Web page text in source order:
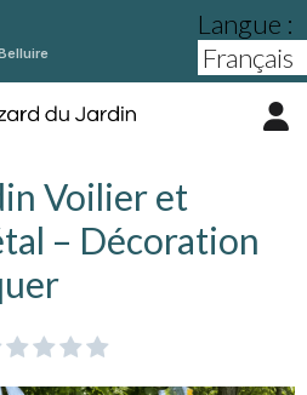
Langue :
Voilier et
– Décoration
   